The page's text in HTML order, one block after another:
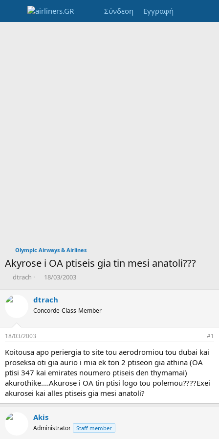
Σύνδεση Εγγραφή
Olympic Airways & Airlines
Akyrose i OA ptiseis gia tin mesi anatoli???
T
e
s
t
r
t
e
r
dtrach
Η
ρ
ο
η
α
δ
η
ι
ρ
γ
18/03/2003
dtrach
Concorde-Class-Member
18/03/2003 #1
Koitousa apo periergia to site tou aerodromiou tou dubai kai
proseksa oti gia aurio i mia ek ton 2 ptiseon gia athina (OA
ptisi 347 kai emirates noumero ptiseis den thymamai)
akurothike....Akurose i OA tin ptisi logo tou polemou????Exei
akurosei kai alles ptiseis gia mesi anatoli?
Akis
Administrator Staff member